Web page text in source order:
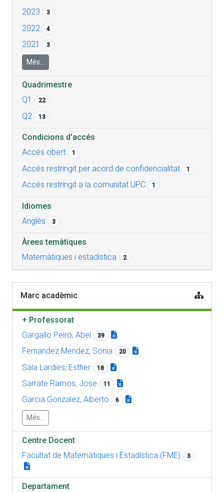
2023
3
2022 4
2021 3
Més...
Quadrimestre
Q1
22
Q2 13
Condicions d'accés
Accés obert
1
Accés restringit per acord de confidencialitat 1
Accés restringit a la comunitat UPC 1
Idiomes
Anglès
3
Àrees temàtiques
Matemàtiques i estadística
2
Marc acadèmic
+ Professorat
Gargallo Peiró, Abel
39
Fernandez Mendez, Sonia 20
Sala Lardies, Esther 18
Sarrate Ramos, Jose 11
Garcia Gonzalez, Alberto 6
Més...
Centre Docent
Facultat de Matemàtiques i Estadística (FME)
3
Departament